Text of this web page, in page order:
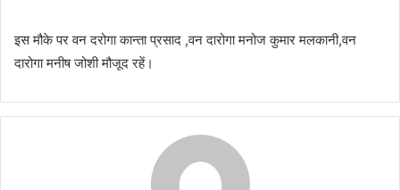
इस मौके पर वन दरोगा कान्ता प्रसाद ,वन दारोगा मनोज कुमार मलकानी,वन
दारोगा मनीष जोशी मौजूद रहें।